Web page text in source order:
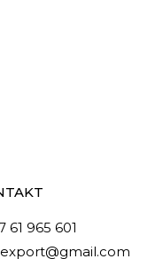
61 965 601